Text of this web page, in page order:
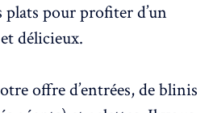
pour profiter d’un
délicieux.
offre d’entrées, de blinis